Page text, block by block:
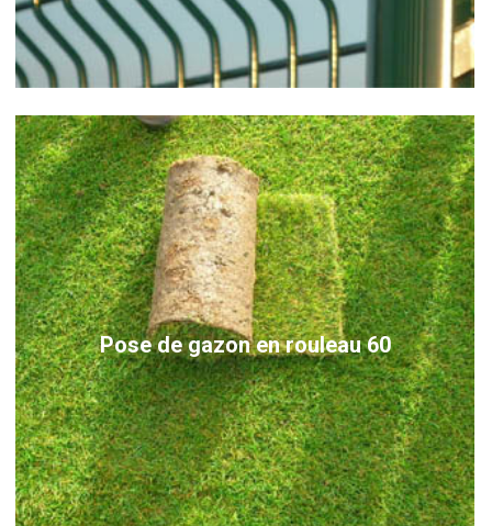
Pose de gazon en rouleau 60